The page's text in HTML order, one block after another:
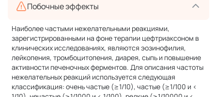
Побочные эффекты
Наиболее частыми нежелательными реакциями,
зарегистрированными на фоне терапии цефтриаксоном в
клинических исследованиях, являются эозинофилия,
лейкопения, тромбоцитопения, диарея, сыпь и повышение
активности печеночных ферментов. Для описания частоты
нежелательных реакций используется следующая
классификация: очень частые (≥1/10), частые (≥1/100 и <